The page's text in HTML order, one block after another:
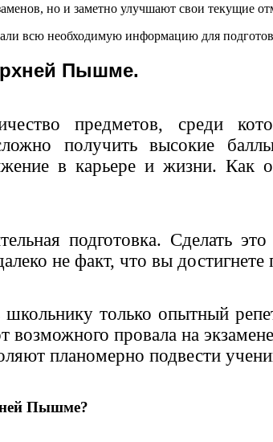
но и заметно улучшают свои текущие
всю необходимую информацию для
Пышме.
предметов, среди
получить высокие
в карьере и жизни. Как
подготовка. Сделать
не факт, что вы достигнете
только опытный
возможного провала на
планомерно подвести
Пышме?